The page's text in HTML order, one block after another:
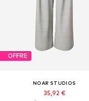
OFFRE
NOAR STUDIOS
35,92 €